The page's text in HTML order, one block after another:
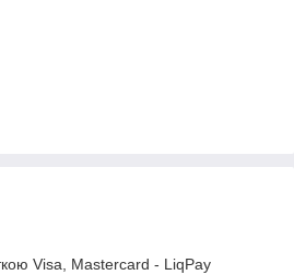
Visa, Mastercard - LiqPay